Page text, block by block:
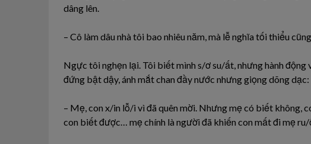
dâng lên.
– Cô làm dâu nhà tôi bao nhiêu năm, mà lễ nghĩa tối thiểu
Ngực tôi nghẹn lại. Tôi biết mình s/ơ su/ất, nhưng hành
đứng bật dậy, ánh mắt chan đầy nước nhưng giọng dõng dạc:
– Mẹ, con x/in lỗ/i vì đã quên mời. Nhưng mẹ có biết không,
con biết được… mẹ chính là người đã khiến con mất đi mẹ ru/